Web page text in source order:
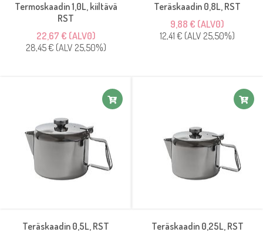
Termoskaadin 1,0L, kiiltävä
RST
22,67 € (ALV0)
28,45 € (ALV 25,50%)
Teräskaadin 0,8L, RST
9,88 € (ALV0)
12,41 € (ALV 25,50%)
Teräskaadin 0,5L, RST
Teräskaadin 0,25L, RST